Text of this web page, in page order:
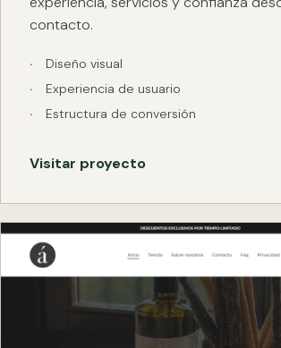
contacto.
Diseño visual
Experiencia de usuario
Estructura de conversión
Visitar proyecto